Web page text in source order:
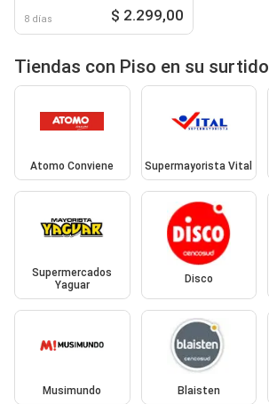
8 días $ 2.299,00
Tiendas con Piso en su surtido
Atomo Conviene Supermayorista Vital
Supermercados
Yaguar
Disco
Musimundo Blaisten